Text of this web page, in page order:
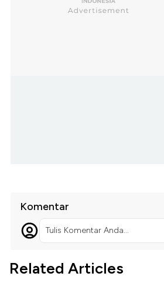
Komentar
Tulis Komentar Anda...
Related Articles